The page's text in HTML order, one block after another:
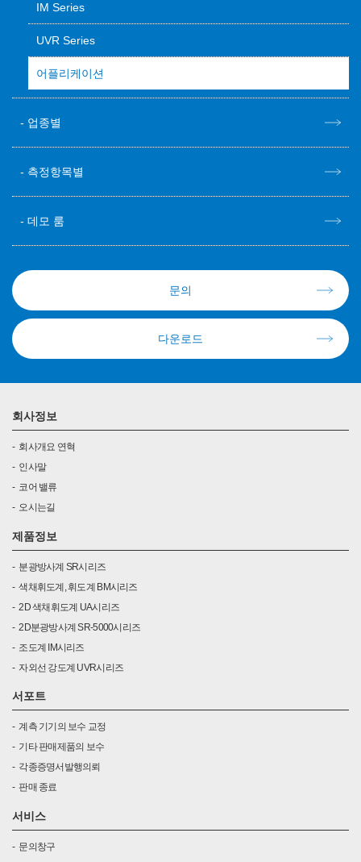
IM Series
UVR Series
어플리케이션
업종별
측정항목별
데모 룸
문의
다운로드
회사정보
회사개요 연혁
인사말
코어 밸류
오시는길
제품정보
분광방사계 SR시리즈
색채휘도계, 휘도계 BM시리즈
2D 색채휘도계 UA시리즈
2D분광방사계 SR-5000시리즈
조도계 IM시리즈
자외선 강도계 UVR시리즈
서포트
계측 기기의 보수 교정
기타 판매제품의 보수
각종증명서발행의뢰
판매 종료
서비스
문의창구